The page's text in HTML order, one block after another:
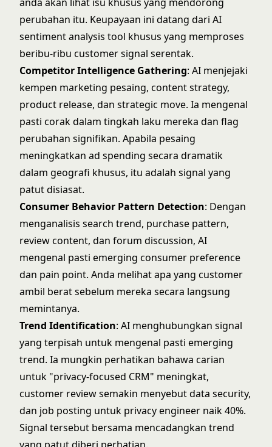
perubahan itu. Keupayaan ini datang dari AI
sentiment analysis tool khusus yang memproses
beribu-ribu customer signal serentak.
Competitor Intelligence Gathering: AI menjejaki
kempen marketing pesaing, content strategy,
product release, dan strategic move. Ia mengenal
pasti corak dalam tingkah laku mereka dan flag
perubahan signifikan. Apabila pesaing
meningkatkan ad spending secara dramatik
dalam geografi khusus, itu adalah signal yang
patut disiasat.
Consumer Behavior Pattern Detection: Dengan
menganalisis search trend, purchase pattern,
review content, dan forum discussion, AI
mengenal pasti emerging consumer preference
dan pain point. Anda melihat apa yang customer
ambil berat sebelum mereka secara langsung
memintanya.
Trend Identification: AI menghubungkan signal
yang terpisah untuk mengenal pasti emerging
trend. Ia mungkin perhatikan bahawa carian
untuk "privacy-focused CRM" meningkat,
customer review semakin menyebut data security,
dan job posting untuk privacy engineer naik 40%.
Signal tersebut bersama mencadangkan trend